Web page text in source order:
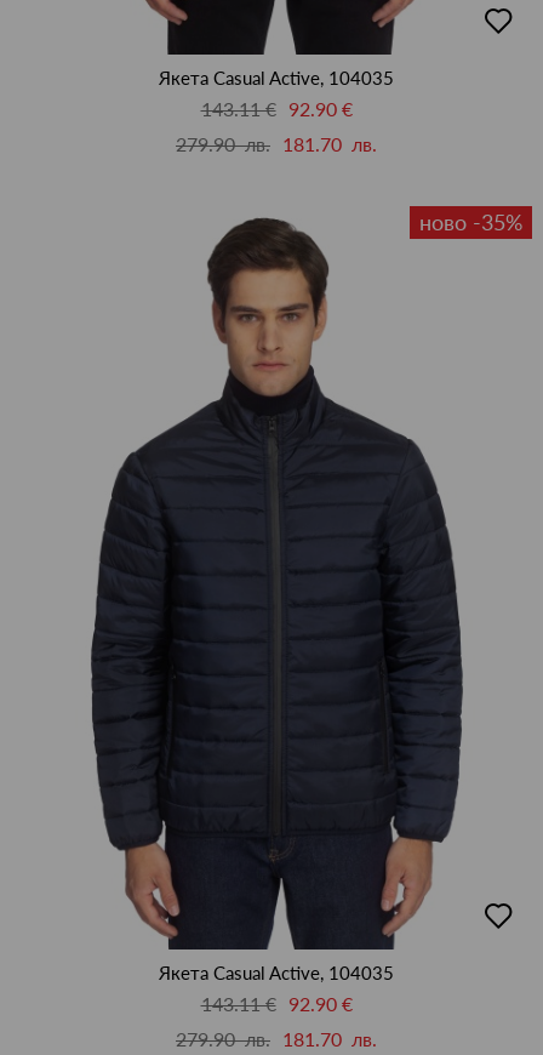
в
Якета Casual Active, 104035
143.11 €
92.90 €
279.90 лв. 181.70 лв.
ново -35%
в
Якета Casual Active, 104035
143.11 €
92.90 €
279.90 лв. 181.70 лв.